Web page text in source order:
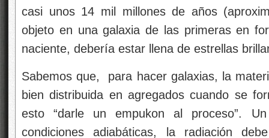
casi unos 14 mil millones de años
objeto en una galaxia de las primeras en
naciente, debería estar llena de estrellas
Sabemos que, para hacer galaxias, la
bien distribuida en agregados cuando se
esto “darle un empukon al proceso”.
condiciones adiabáticas, la radiación